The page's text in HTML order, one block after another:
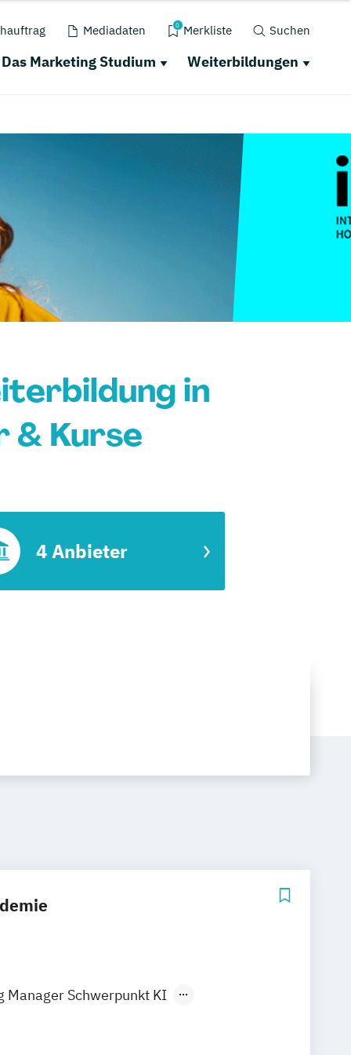
Mediadaten 0 Merkliste Suchen
Das Marketing Studium Weiterbildungen
in
Kurse
4 Anbieter
Manager Schwerpunkt KI